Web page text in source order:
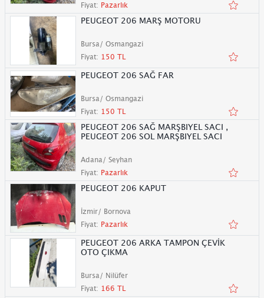
Fiyat: Pazarlık
PEUGEOT 206 MARŞ MOTORU
Bursa/ Osmangazi
Fiyat: 150 TL
PEUGEOT 206 SAĞ FAR
Bursa/ Osmangazi
Fiyat: 150 TL
PEUGEOT 206 SAĞ MARŞBIYEL SACI ,
PEUGEOT 206 SOL MARŞBIYEL SACI
Adana/ Seyhan
Fiyat: Pazarlık
PEUGEOT 206 KAPUT
İzmir/ Bornova
Fiyat: Pazarlık
PEUGEOT 206 ARKA TAMPON ÇEVİK
OTO ÇIKMA
Bursa/ Nilüfer
Fiyat: 166 TL